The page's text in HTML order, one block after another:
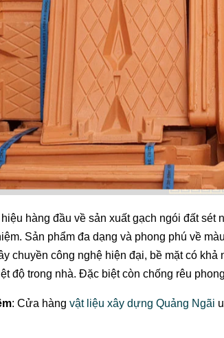
hàng đầu về sản xuất gạch ngói đất
Sản phẩm đa dạng và phong phú về
chuyền công nghệ hiện đại, bề mặt có
độ trong nhà. Đặc biệt còn chống rêu
: Cửa hàng vật liệu xây dựng Quảng Ngãi